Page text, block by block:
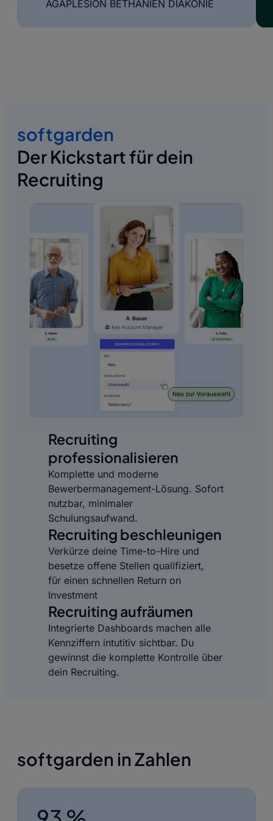
AGAPLESION BETHANIEN DIAKONIE
softgarden
Der Kickstart für dein
Recruiting
Recruiting
professionalisieren
Komplette und moderne
Bewerbermanagement-Lösung. Sofort
nutzbar, minimaler
Schulungsaufwand.
Recruiting beschleunigen
Verkürze deine Time-to-Hire und
besetze offene Stellen qualifiziert,
für einen schnellen Return on
Investment
Recruiting aufräumen
Integrierte Dashboards machen alle
Kennziffern intutitiv sichtbar. Du
gewinnst die komplette Kontrolle über
dein Recruiting.
softgarden in Zahlen